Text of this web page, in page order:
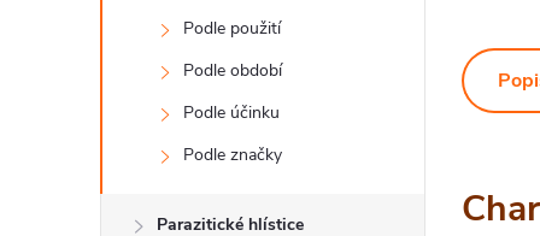
Podle použití
Podle období
Podle účinku
Podle značky
Parazitické hlístice